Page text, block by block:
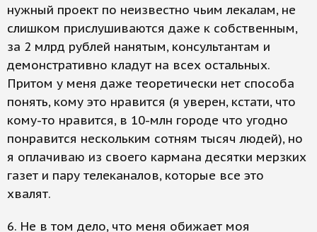
нужный проект по неизвестно чьим лекалам, не
слишком прислушиваются даже к собственным,
за 2 млрд рублей нанятым, консультантам и
демонстративно кладут на всех остальных.
Притом у меня даже теоретически нет способа
понять, кому это нравится (я уверен, кстати, что
кому-то нравится, в 10-млн городе что угодно
понравится нескольким сотням тысяч людей), но
я оплачиваю из своего кармана десятки мерзких
газет и пару телеканалов, которые все это
хвалят.
6. Не в том дело, что меня обижает моя